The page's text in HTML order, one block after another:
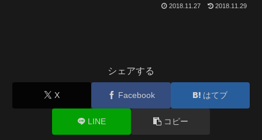
2018.11.27 2018.11.29
シェアする
X Facebook はてブ
LINE コピー